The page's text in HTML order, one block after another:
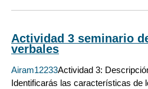
Actividad 3 seminario
verbales
Airam12233Actividad 3:
Identificarás las características de